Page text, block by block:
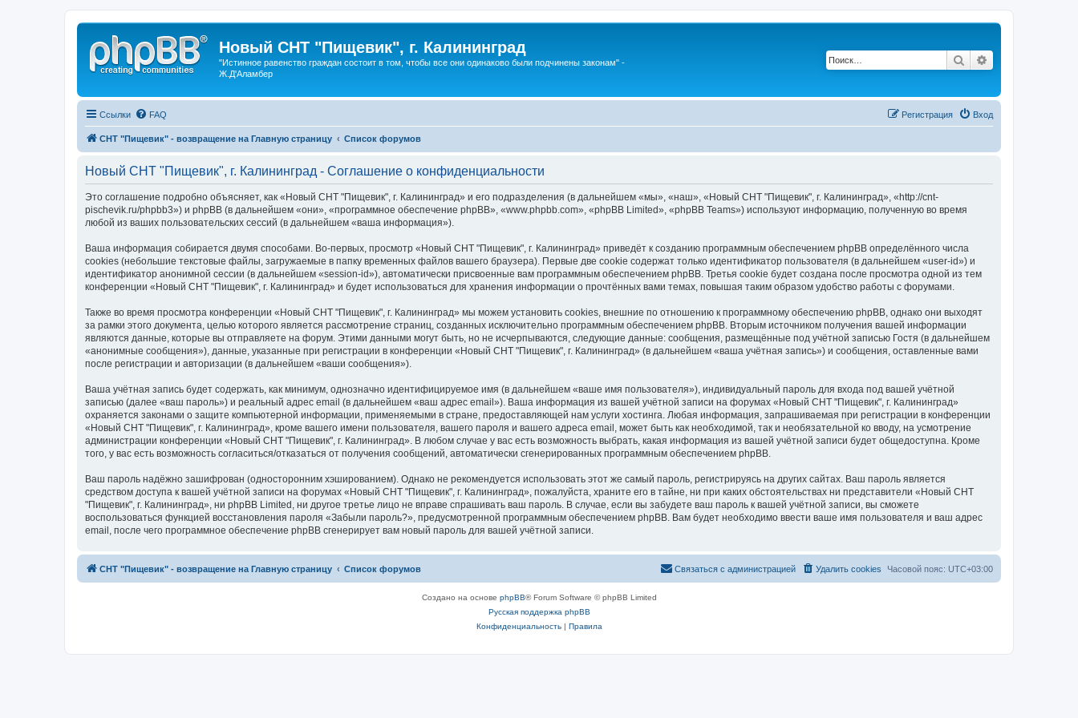
Новый СНТ "Пищевик", г. Калининград
"Истинное равенство граждан состоит в том, чтобы все они одинаково были подчинены законам" -
Ж.Д'Аламбер
Поиск
Ссылки FAQ Вход
Регистрация
СНТ "Пищевик" - возвращение на Главную страницу Список форумов
Новый СНТ "Пищевик", г. Калининград - Соглашение о конфиденциальности
Это соглашение подробно объясняет, как «Новый СНТ "Пищевик", г. Калининград» и его подразделения (в дальнейшем «мы», «наш», «Новый СНТ "Пищевик", г. Калининград», «http://cnt-
pischevik.ru/phpbb3») и phpBB (в дальнейшем «они», «программное обеспечение phpBB», «www.phpbb.com», «phpBB Limited», «phpBB Teams») используют информацию, полученную во время
любой из ваших пользовательских сессий (в дальнейшем «ваша информация»).
Ваша информация собирается двумя способами. Во-первых, просмотр «Новый СНТ "Пищевик", г. Калининград» приведёт к созданию программным обеспечением phpBB определённого числа
cookies (небольшие текстовые файлы, загружаемые в папку временных файлов вашего браузера). Первые две cookie содержат только идентификатор пользователя (в дальнейшем «user-id») и
идентификатор анонимной сессии (в дальнейшем «session-id»), автоматически присвоенные вам программным обеспечением phpBB. Третья cookie будет создана после просмотра одной из тем
конференции «Новый СНТ "Пищевик", г. Калининград» и будет использоваться для хранения информации о прочтённых вами темах, повышая таким образом удобство работы с форумами.
Также во время просмотра конференции «Новый СНТ "Пищевик", г. Калининград» мы можем установить cookies, внешние по отношению к программному обеспечению phpBB, однако они выходят
за рамки этого документа, целью которого является рассмотрение страниц, созданных исключительно программным обеспечением phpBB. Вторым источником получения вашей информации
являются данные, которые вы отправляете на форум. Этими данными могут быть, но не исчерпываются, следующие данные: сообщения, размещённые под учётной записью Гостя (в дальнейшем
«анонимные сообщения»), данные, указанные при регистрации в конференции «Новый СНТ "Пищевик", г. Калининград» (в дальнейшем «ваша учётная запись») и сообщения, оставленные вами
после регистрации и авторизации (в дальнейшем «ваши сообщения»).
Ваша учётная запись будет содержать, как минимум, однозначно идентифицируемое имя (в дальнейшем «ваше имя пользователя»), индивидуальный пароль для входа под вашей учётной
записью (далее «ваш пароль») и реальный адрес email (в дальнейшем «ваш адрес email»). Ваша информация из вашей учётной записи на форумах «Новый СНТ "Пищевик", г. Калининград»
охраняется законами о защите компьютерной информации, применяемыми в стране, предоставляющей нам услуги хостинга. Любая информация, запрашиваемая при регистрации в конференции
«Новый СНТ "Пищевик", г. Калининград», кроме вашего имени пользователя, вашего пароля и вашего адреса email, может быть как необходимой, так и необязательной ко вводу, на усмотрение
администрации конференции «Новый СНТ "Пищевик", г. Калининград». В любом случае у вас есть возможность выбрать, какая информация из вашей учётной записи будет общедоступна. Кроме
того, у вас есть возможность согласиться/отказаться от получения сообщений, автоматически сгенерированных программным обеспечением phpBB.
Ваш пароль надёжно зашифрован (односторонним хэшированием). Однако не рекомендуется использовать этот же самый пароль, регистрируясь на других сайтах. Ваш пароль является
средством доступа к вашей учётной записи на форумах «Новый СНТ "Пищевик", г. Калининград», пожалуйста, храните его в тайне, ни при каких обстоятельствах ни представители «Новый СНТ
"Пищевик", г. Калининград», ни phpBB Limited, ни другое третье лицо не вправе спрашивать ваш пароль. В случае, если вы забудете ваш пароль к вашей учётной записи, вы сможете
воспользоваться функцией восстановления пароля «Забыли пароль?», предусмотренной программным обеспечением phpBB. Вам будет необходимо ввести ваше имя пользователя и ваш адрес
email, после чего программное обеспечение phpBB сгенерирует вам новый пароль для вашей учётной записи.
СНТ "Пищевик" - возвращение на Главную страницу Список форумов Часовой пояс: UTC+03:00
Удалить cookies
Связаться с администрацией
Создано на основе phpBB® Forum Software © phpBB Limited
Русская поддержка phpBB
Конфиденциальность| Правила